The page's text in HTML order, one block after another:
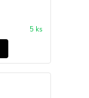
5 ks